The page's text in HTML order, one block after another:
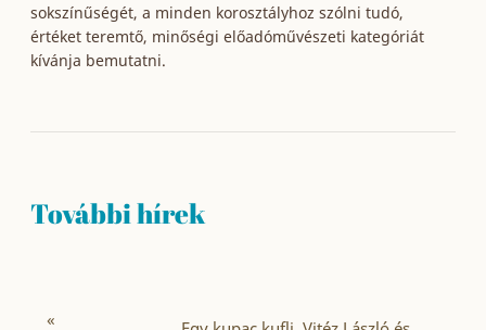
sokszínűségét, a minden korosztályhoz szólni tudó,
értéket teremtő, minőségi előadóművészeti kategóriát
kívánja bemutatni.
További hírek
«